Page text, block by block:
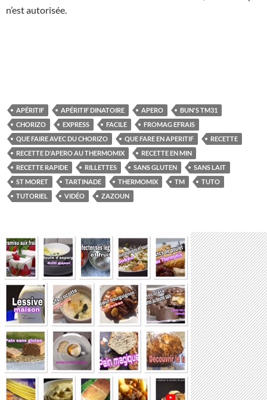
n’est autorisée.
APÉRITIF APÉRITIF DINATOIRE APERO
BUN'S TM31
CHORIZO
EXPRESS FACILE
FROMAG EFRAIS
QUE FAIRE AVEC DU CHORIZO
QUE FARE EN APERITIF
RECETTE
RECETTE D'APERO AU THERMOMIX
RECETTE EN MIN
RECETTE RAPIDE
RILLETTES SANS GLUTEN
SANS LAIT
ST MORET
TARTINADE THERMOMIX TM
TUTO
TUTORIEL
VIDÉO ZAZOUN